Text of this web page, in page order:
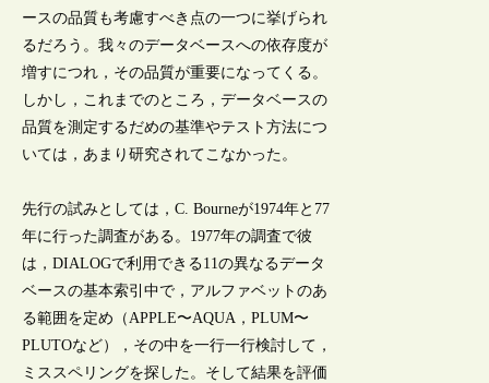
ースの品質も考慮すべき点の一つに挙げられ
るだろう。我々のデータベースへの依存度が
増すにつれ，その品質が重要になってくる。
しかし，これまでのところ，データベースの
品質を測定するだめの基準やテスト方法につ
いては，あまり研究されてこなかった。
先行の試みとしては，C. Bourneが1974年と77
年に行った調査がある。1977年の調査で彼
は，DIALOGで利用できる11の異なるデータ
ベースの基本索引中で，アルファベットのあ
る範囲を定め（APPLE〜AQUA，PLUM〜
PLUTOなど），その中を一行一行検討して，
ミススペリングを探した。そして結果を評価